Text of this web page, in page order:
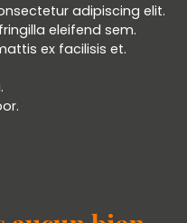
adipiscing elit.
eleifend sem.
ex facilisis et.